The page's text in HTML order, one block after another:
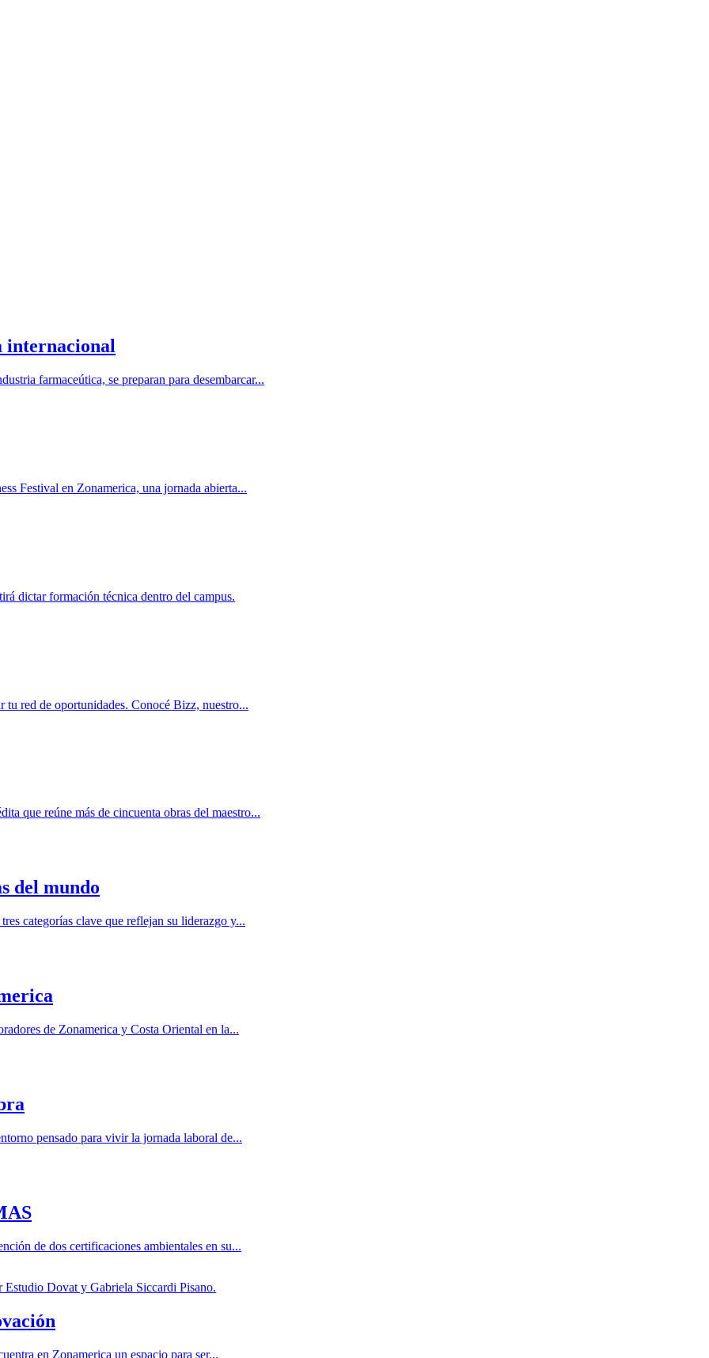
internacional
farmaceútica, se preparan para desembarcar...
Festival en Zonamerica, una jornada abierta...
dictar formación técnica dentro del campus.
tu red de oportunidades. Conocé Bizz, nuestro...
que reúne más de cincuenta obras del maestro...
del mundo
categorías clave que reflejan su liderazgo y...
de Zonamerica y Costa Oriental en la...
pensado para vivir la jornada laboral de...
de dos certificaciones ambientales en su...
en Zonamerica un espacio para ser...